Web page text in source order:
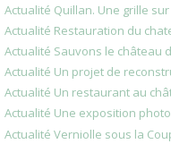
Actualité Quillan. Une grille
Actualité Restauration du
Actualité Sauvons le château
Actualité Un projet de
Actualité Un restaurant au
Actualité Une exposition
Actualité Verniolle sous la